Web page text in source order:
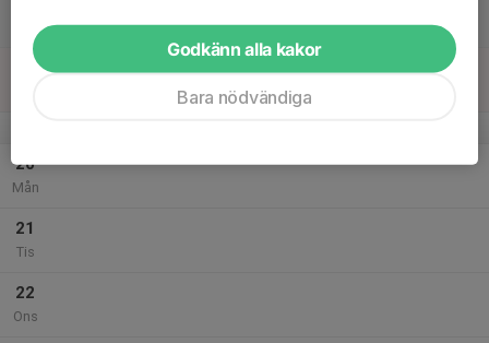
20
Mån
21
Tis
22
Ons
Godkänn alla kakor
Bara nödvändiga